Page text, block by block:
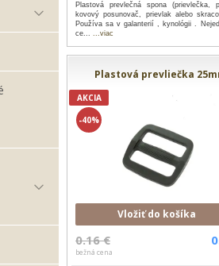
Plastová prevlečná spona (prievlečka,
kovový posunovač, prievlak alebo
Používa sa v galanterií , kynológii .
ce... ...viac
Plastová prevliečka
AKCIA
-40%
Vložiť do košíka
0.16 €
bežná cena